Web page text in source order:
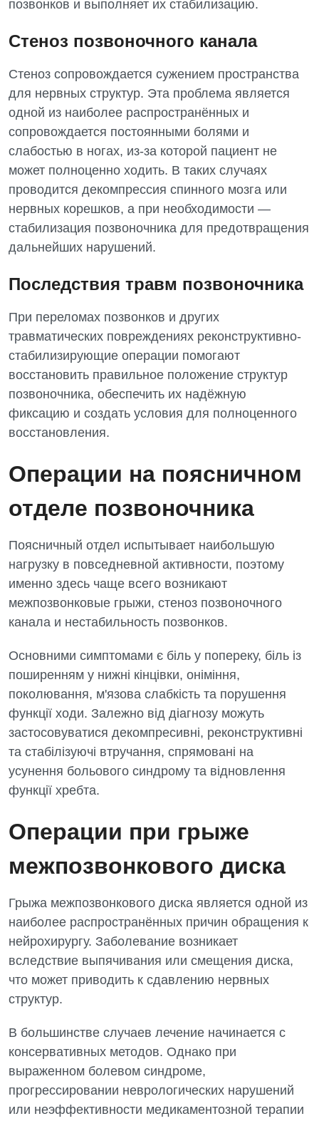
Отделение интенсивной терапии
Отделение кардиососудистой патологии и неврологии
Отделение неотложных состояний
Оториноларингология
Офтальмологическое отделение
Педиатрическое отделение
Проктология
Пульмонология
Терапия
Травматологическое отделение
Урологическое отделение
Урология
Хирургическое отделение
Детская аллергология
Детская гастроэнтерология
Детская гинекология
Детская кардиоревматология
Детская неврология
Детская ортопедия и травматология
Детская оториноларингология
Детская офтальмология
Детская урология
Педиатрия
позвонков и выполняет их стабилизацию.
Стеноз позвоночного канала
Стеноз сопровождается сужением пространства
для нервных структур. Эта проблема является
одной из наиболее распространённых и
сопровождается постоянными болями и
слабостью в ногах, из-за которой пациент не
может полноценно ходить. В таких случаях
проводится декомпрессия спинного мозга или
нервных корешков, а при необходимости —
стабилизация позвоночника для предотвращения
дальнейших нарушений.
Последствия травм позвоночника
При переломах позвонков и других
травматических повреждениях реконструктивно-
стабилизирующие операции помогают
восстановить правильное положение структур
позвоночника, обеспечить их надёжную
фиксацию и создать условия для полноценного
восстановления.
Операции на поясничном
отделе позвоночника
Поясничный отдел испытывает наибольшую
нагрузку в повседневной активности, поэтому
именно здесь чаще всего возникают
межпозвонковые грыжи, стеноз позвоночного
канала и нестабильность позвонков.
Основними симптомами є біль у попереку, біль із
поширенням у нижні кінцівки, оніміння,
поколювання, м'язова слабкість та порушення
функції ходи. Залежно від діагнозу можуть
застосовуватися декомпресивні, реконструктивні
та стабілізуючі втручання, спрямовані на
усунення больового синдрому та відновлення
функції хребта.
Операции при грыже
межпозвонкового диска
Грыжа межпозвонкового диска является одной из
наиболее распространённых причин обращения к
нейрохирургу. Заболевание возникает
вследствие выпячивания или смещения диска,
что может приводить к сдавлению нервных
структур.
В большинстве случаев лечение начинается с
консервативных методов. Однако при
выраженном болевом синдроме,
прогрессировании неврологических нарушений
или неэффективности медикаментозной терапии